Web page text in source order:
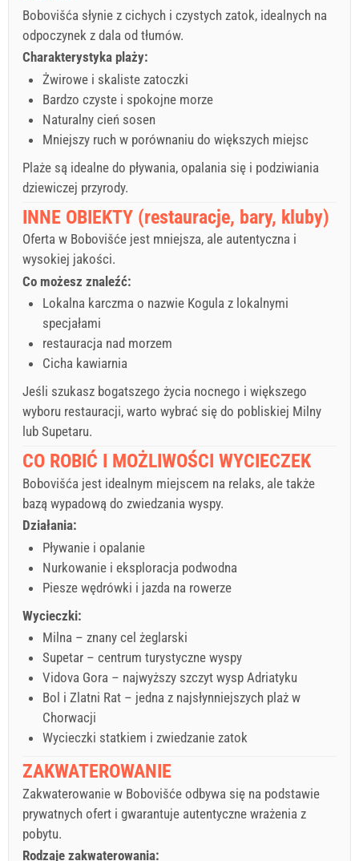
Bobovišća słynie z cichych i czystych zatok, idealnych na
odpoczynek z dala od tłumów.
Charakterystyka plaży:
Żwirowe i skaliste zatoczki
Bardzo czyste i spokojne morze
Naturalny cień sosen
Mniejszy ruch w porównaniu do większych miejsc
Plaże są idealne do pływania, opalania się i podziwiania
dziewiczej przyrody.
INNE OBIEKTY (restauracje, bary, kluby)
Oferta w Bobovišće jest mniejsza, ale autentyczna i
wysokiej jakości.
Co możesz znaleźć:
Lokalna karczma o nazwie Kogula z lokalnymi
specjałami
restauracja nad morzem
Cicha kawiarnia
Jeśli szukasz bogatszego życia nocnego i większego
wyboru restauracji, warto wybrać się do pobliskiej Milny
lub Supetaru.
CO ROBIĆ I MOŻLIWOŚCI WYCIECZEK
Bobovišća jest idealnym miejscem na relaks, ale także
bazą wypadową do zwiedzania wyspy.
Działania:
Pływanie i opalanie
Nurkowanie i eksploracja podwodna
Piesze wędrówki i jazda na rowerze
Wycieczki:
Milna – znany cel żeglarski
Supetar – centrum turystyczne wyspy
Vidova Gora – najwyższy szczyt wysp Adriatyku
Bol i Zlatni Rat – jedna z najsłynniejszych plaż w
Chorwacji
Wycieczki statkiem i zwiedzanie zatok
ZAKWATEROWANIE
Zakwaterowanie w Bobovišće odbywa się na podstawie
prywatnych ofert i gwarantuje autentyczne wrażenia z
pobytu.
Rodzaje zakwaterowania: